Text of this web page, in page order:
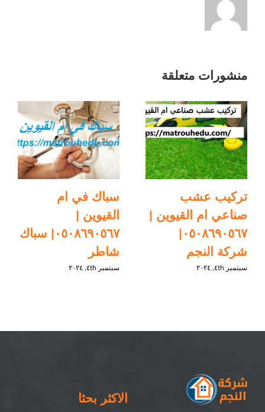
منشورات متعلقة
تركيب عشب
صناعي ام القيوين |
٠٥٠٨٦٩٠٥٦٧|
شركة النجم
سبتمبر ٤th, ٢٠٢٤
سباك في ام
القيوين |
٠٥٠٨٦٩٠٥٦٧| سباك
شاطر
سبتمبر ٤th, ٢٠٢٤
الاكثر بحثا